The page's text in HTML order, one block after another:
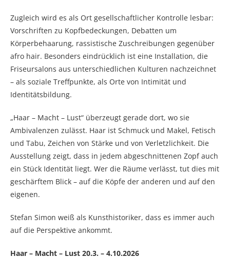
Zugleich wird es als Ort gesellschaftlicher Kontrolle lesbar:
Vorschriften zu Kopfbedeckungen, Debatten um
Körperbehaarung, rassistische Zuschreibungen gegenüber
afro hair. Besonders eindrücklich ist eine Installation, die
Friseursalons aus unterschiedlichen Kulturen nachzeichnet
– als soziale Treffpunkte, als Orte von Intimität und
Identitätsbildung.
„Haar – Macht – Lust“ überzeugt gerade dort, wo sie
Ambivalenzen zulässt. Haar ist Schmuck und Makel, Fetisch
und Tabu, Zeichen von Stärke und von Verletzlichkeit. Die
Ausstellung zeigt, dass in jedem abgeschnittenen Zopf auch
ein Stück Identität liegt. Wer die Räume verlässt, tut dies mit
geschärftem Blick – auf die Köpfe der anderen und auf den
eigenen.
Stefan Simon weiß als Kunsthistoriker, dass es immer auch
auf die Perspektive ankommt.
Haar – Macht – Lust 20.3. – 4.10.2026